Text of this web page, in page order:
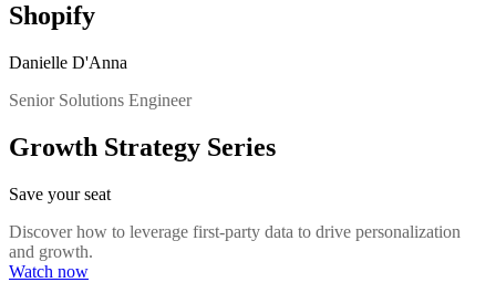
Shopify
Danielle D'Anna
Senior Solutions Engineer
Growth Strategy Series
Save your seat
Discover how to leverage first-party data to drive personalization
and growth.
Watch now